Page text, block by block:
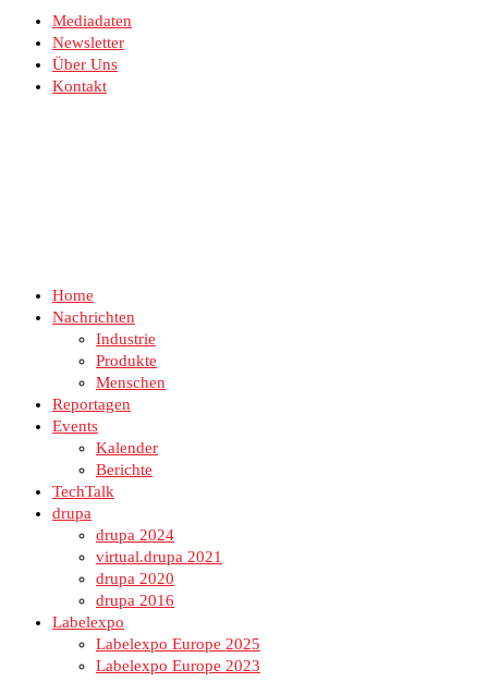
Mediadaten
Newsletter
Über Uns
Kontakt
Home
Nachrichten
Industrie
Produkte
Menschen
Reportagen
Events
Kalender
Berichte
TechTalk
drupa
drupa 2024
virtual.drupa 2021
drupa 2020
drupa 2016
Labelexpo
Labelexpo Europe 2025
Labelexpo Europe 2023